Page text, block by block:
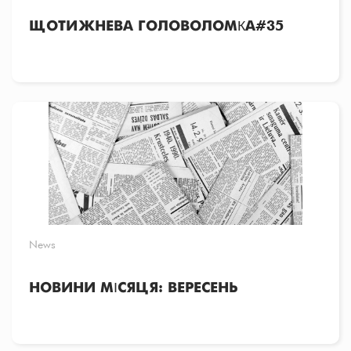
ЩОТИЖНЕВА ГОЛОВОЛОМКА#35
News
НОВИНИ МІСЯЦЯ: ВЕРЕСЕНЬ